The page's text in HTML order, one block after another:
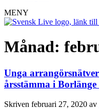
MENY
Månad:
Unga
årsstämma i
Skriven februari 27, 2020 av